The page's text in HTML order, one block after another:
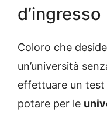
d’ingresso
Coloro che
un’università
effettuare un test
potare per le